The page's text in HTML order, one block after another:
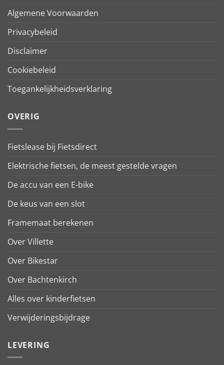
Algemene Voorwaarden
Privacybeleid
Disclaimer
Cookiebeleid
Toegankelijkheidsverklaring
OVERIG
Fietslease bij Fietsdirect
Elektrische fietsen, de meest gestelde vragen
De accu van een E-bike
De keus van een slot
Framemaat berekenen
Over Villette
Over Bikestar
Over Bachtenkirch
Alles over kinderfietsen
Verwijderingsbijdrage
LEVERING